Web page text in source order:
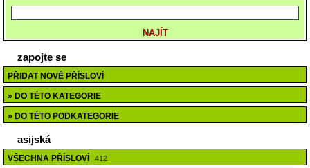
zapojte se
PŘIDAT NOVÉ PŘÍSLOVÍ
» DO TÉTO KATEGORIE
» DO TÉTO PODKATEGORIE
asijská
VŠECHNA PŘÍSLOVÍ 412